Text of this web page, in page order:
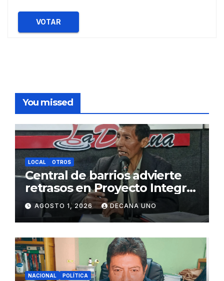
VOTAR
You missed
LOCAL OTROS
Central de barrios advierte
retrasos en Proyecto Integral
de Agua y Alcantarillado para
Juliaca
AGOSTO 1, 2026 DECANA UNO
NACIONAL POLÍTICA